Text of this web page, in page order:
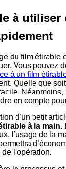
à utiliser
du film étirable
Vous pouvez
à un film
Quelle que
en compte
d’un petit
à la main.
l’usage de la
l’opération.